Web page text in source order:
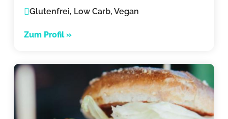
Glutenfrei, Low Carb, Vegan
Zum Profil »